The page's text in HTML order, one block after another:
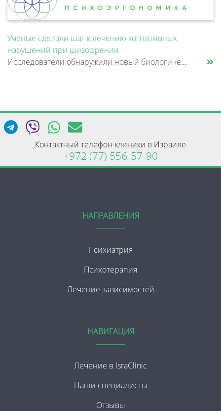
Ученые сделали шаг к лечению когнитивных
нарушений при шизофрении
Исследователи обнаружили новый биологический механизм, который может быть связан с нарушением памяти и внимания при шизо......
Контактный телефон клиники в Израиле
+972 (77) 556-57-90
НАПРАВЛЕНИЯ
Психиатрия
Психотерапия
Лечение зависимостей
НАВИГАЦИЯ
Лечение в IsraClinic
Наши специалисты
Отзывы